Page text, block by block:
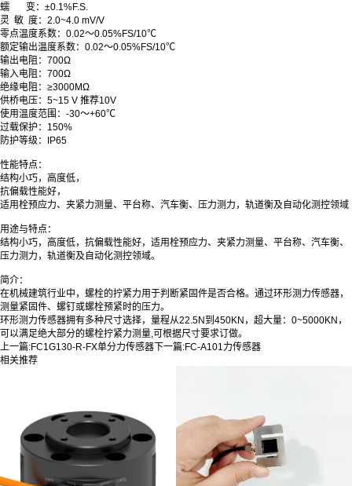
蠕 变：±0.1%F.S.
灵 敏 度：2.0~4.0 mV/V
零点温度系数：0.02～0.05%FS/10℃
额定输出温度系数：0.02～0.05%FS/10℃
输出电阻：700Ω
输入电阻：700Ω
绝缘电阻：≥3000MΩ
供桥电压：5~15 V 推荐10V
使用温度范围：-30～+60℃
过载保护：150%
防护等级：IP65
性能特点：
结构小巧，高度低，
抗偏载性能好，
适用栓预应力、夹紧力测量、平台称、汽车衡、压力测力，轨道衡及自动化测控领域
用途与特点：
结构小巧，高度低，抗偏载性能好，适用栓预应力、夹紧力测量、平台称、汽车衡、
压力测力，轨道衡及自动化测控领域。
简介：
在机械建筑行业中，螺栓的拧紧力用于判断紧固件是否合格。通过环形测力传感器，
测量紧固件、螺钉或螺栓预紧时的压力。
环形测力传感器拥有多种尺寸选择，量程从22.5N到450KN，超大量：0~5000KN，
可以满足绝大部分的螺栓拧紧力测量,可根据尺寸要求订做。
上一篇:FC1G130-R-FX单分力传感器 下一篇:FC-A101力传感器
相关推荐